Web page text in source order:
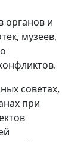
органов и
музеев,
советах,
при